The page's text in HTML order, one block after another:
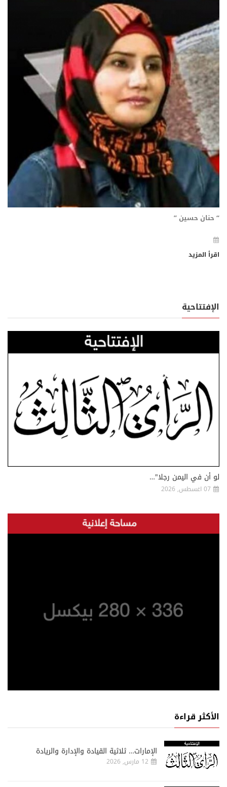
“ حنان حسين ”
اقرأ المزيد
الإفتتاحية
لو أن في اليمن رجلا"…
07 اغسطس, 2026
الأكثر قراءة
الإمارات… ثلاثية القيادة والإدارة والريادة
12 مارس, 2026